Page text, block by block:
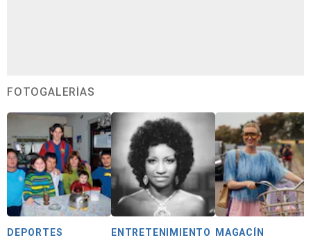
FOTOGALERÍAS
DEPORTES ENTRETENIMIENTO MAGACÍN